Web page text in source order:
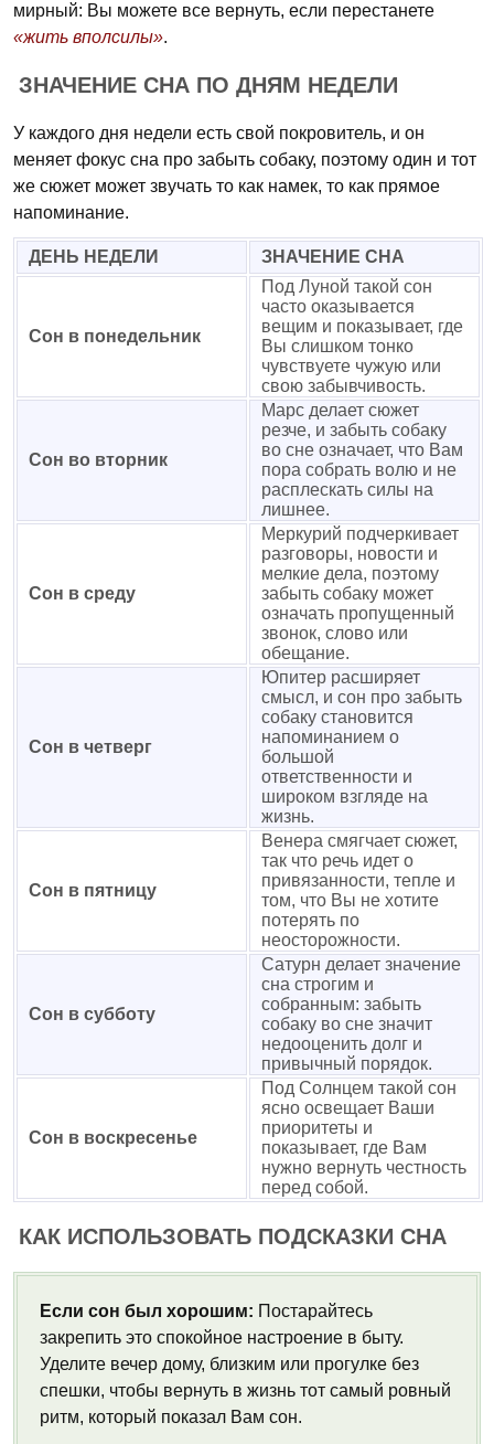
мирный: Вы можете все вернуть, если перестанете
«жить вполсилы».
ЗНАЧЕНИЕ СНА ПО ДНЯМ НЕДЕЛИ
У каждого дня недели есть свой покровитель, и он
меняет фокус сна про забыть собаку, поэтому один и тот
же сюжет может звучать то как намек, то как прямое
напоминание.
ДЕНЬ НЕДЕЛИ ЗНАЧЕНИЕ СНА
Сон в понедельник
Под Луной такой сон
часто оказывается
вещим и показывает, где
Вы слишком тонко
чувствуете чужую или
свою забывчивость.
Сон во вторник
Марс делает сюжет
резче, и забыть собаку
во сне означает, что Вам
пора собрать волю и не
расплескать силы на
лишнее.
Сон в среду
Меркурий подчеркивает
разговоры, новости и
мелкие дела, поэтому
забыть собаку может
означать пропущенный
звонок, слово или
обещание.
Сон в четверг
Юпитер расширяет
смысл, и сон про забыть
собаку становится
напоминанием о
большой
ответственности и
широком взгляде на
жизнь.
Сон в пятницу
Венера смягчает сюжет,
так что речь идет о
привязанности, тепле и
том, что Вы не хотите
потерять по
неосторожности.
Сон в субботу
Сатурн делает значение
сна строгим и
собранным: забыть
собаку во сне значит
недооценить долг и
привычный порядок.
Сон в воскресенье
Под Солнцем такой сон
ясно освещает Ваши
приоритеты и
показывает, где Вам
нужно вернуть честность
перед собой.
КАК ИСПОЛЬЗОВАТЬ ПОДСКАЗКИ СНА
Если сон был хорошим: Постарайтесь
закрепить это спокойное настроение в быту.
Уделите вечер дому, близким или прогулке без
спешки, чтобы вернуть в жизнь тот самый ровный
ритм, который показал Вам сон.